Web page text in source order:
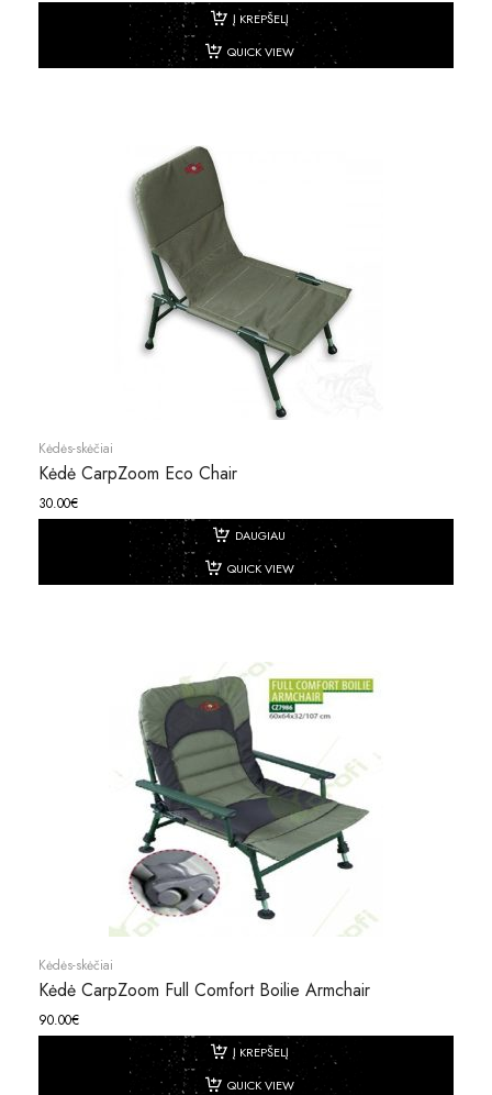
Į KREPŠELĮ
QUICK VIEW
Kėdės-skėčiai
Kėdė CarpZoom Eco Chair
30.00€
DAUGIAU
QUICK VIEW
Kėdės-skėčiai
Kėdė CarpZoom Full Comfort Boilie Armchair
90.00€
Į KREPŠELĮ
QUICK VIEW